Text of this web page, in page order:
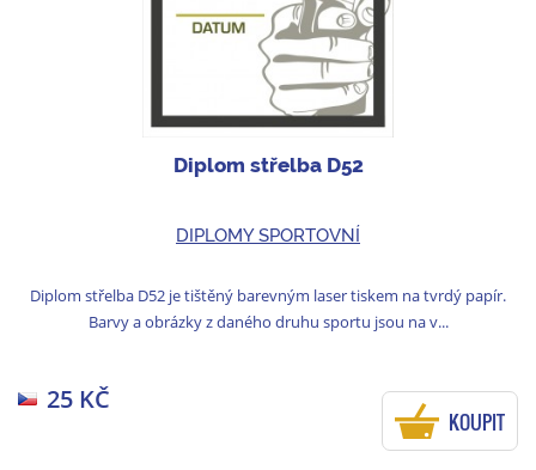
Diplom střelba D52
DIPLOMY SPORTOVNÍ
Diplom střelba D52 je tištěný barevným laser tiskem na tvrdý papír.
Barvy a obrázky z daného druhu sportu jsou na v...
25 KČ
KOUPIT